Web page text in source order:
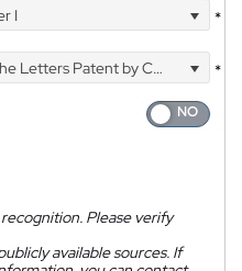
I *
Letters Patent by Courier
*
Please verify
available sources. If